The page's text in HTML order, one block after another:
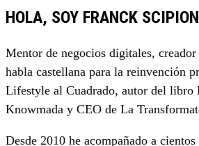
HOLA, SOY FRANCK
Mentor de negocios digitales,
habla castellana para la reinvención
Lifestyle al Cuadrado, autor del libro
Knowmada y CEO de La
Desde 2010 he acompañado a